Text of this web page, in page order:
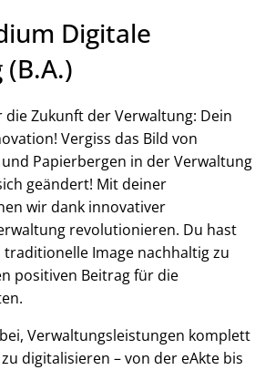
Digitale
die Zukunft der Verwaltung: Dein
Vergiss das Bild von
Papierbergen in der Verwaltung
geändert! Mit deiner
wir dank innovativer
revolutionieren. Du hast
Image nachhaltig zu
positiven Beitrag für die
Verwaltungsleistungen komplett
digitalisieren – von der eAkte bis